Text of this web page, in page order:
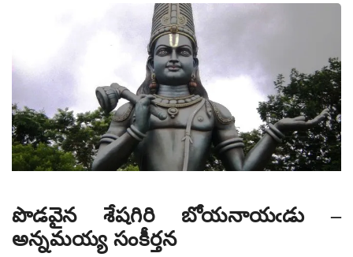
పొడవైన శేషగిరి బోయనాయఁడు –
అన్నమయ్య సంకీర్తన